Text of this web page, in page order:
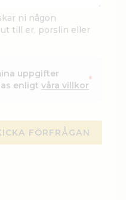
ni någon
till er, porslin eller
uppgifter
enligt våra villkor
*